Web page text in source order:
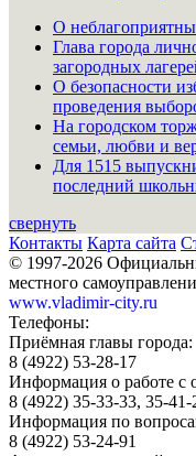
О
Глава города
загородных
О безопасности
проведения
На городском
семьи, любви и
Для 1515
последний
свернуть
Контакты Карта сайта
© 1997-2026
местного
www.vladimir-city.ru
Телефоны:
Приёмная главы города:
8 (4922) 53-28-17
Информация о работе с
8 (4922) 35-33-33, 35-41-
Информация по
8 (4922) 53-24-91